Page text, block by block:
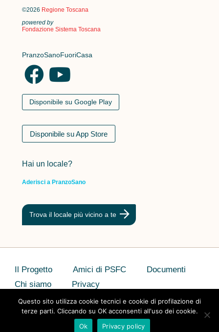
©2026 Regione Toscana
powered by
Fondazione Sistema Toscana
PranzoSanoFuoriCasa
Disponibile su Google Play
Disponibile su App Store
Hai un locale?
Aderisci a PranzoSano
Trova il locale più vicino a te
Il Progetto Amici di PSFC
Documenti
Chi siamo
Privacy
Questo sito utilizza cookie tecnici e cookie di profilazione di
terze parti. Cliccando su OK acconsenti all'uso dei cookie.
Ok
Privacy policy